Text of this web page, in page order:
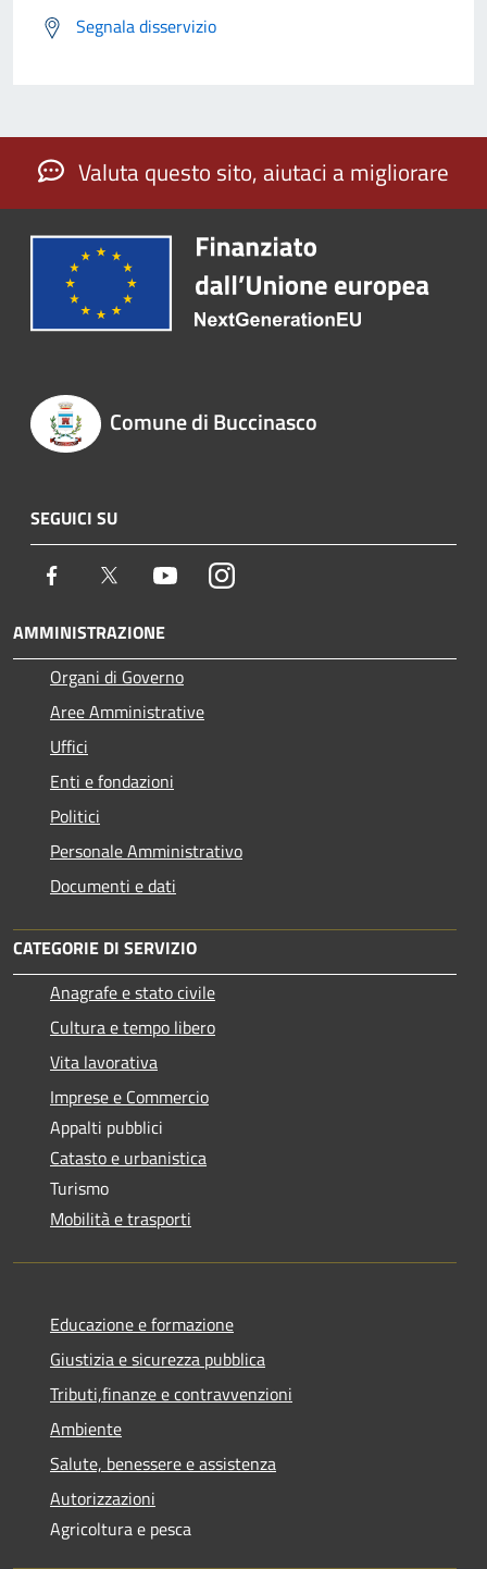
Segnala disservizio
Valuta questo sito, aiutaci a migliorare
Comune di Buccinasco
SEGUICI SU
Facebook Twitter YoutubeInstagram
AMMINISTRAZIONE
Organi di Governo
Aree Amministrative
Uffici
Enti e fondazioni
Politici
Personale Amministrativo
Documenti e dati
CATEGORIE DI SERVIZIO
Anagrafe e stato civile
Cultura e tempo libero
Vita lavorativa
Imprese e Commercio
Appalti pubblici
Catasto e urbanistica
Turismo
Mobilità e trasporti
Educazione e formazione
Giustizia e sicurezza pubblica
Tributi,finanze e contravvenzioni
Ambiente
Salute, benessere e assistenza
Autorizzazioni
Agricoltura e pesca